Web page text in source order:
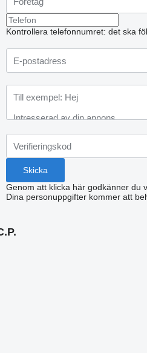
Kontrollera telefonnumret: det ska
Genom att klicka här godkänner du
Dina personuppgifter kommer att